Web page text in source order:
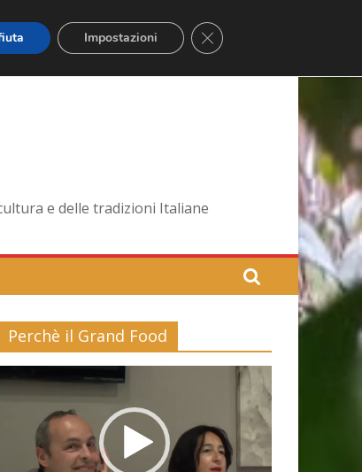
e delle tradizioni Italiane
Perchè il Grand Food
Video
Impostazioni Close GDPR Cookie Banner